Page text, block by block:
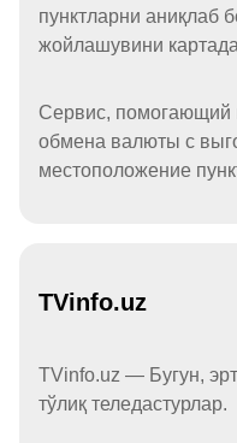
пунктларни аниқлаб
жойлашувини
Сервис, помогающий
обмена валюты с
местоположение
TVinfo.uz
TVinfo.uz — Бугун,
тўлиқ теледастурлар.